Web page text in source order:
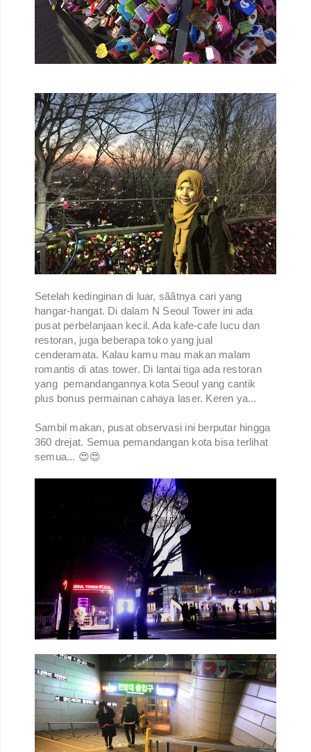
Setelah kedinginan di luar, sããtnya cari yang
hangar-hangat. Di dalam N Seoul Tower ini ada
pusat perbelanjaan kecil. Ada kafe-cafe lucu dan
restoran, juga beberapa toko yang jual
cenderamata. Kalau kamu mau makan malam
romantis di atas tower. Di lantai tiga ada restoran
yang pemandangannya kota Seoul yang cantik
plus bonus permainan cahaya laser. Keren ya...
Sambil makan, pusat observasi ini berputar hingga
360 drejat. Semua pemandangan kota bisa terlihat
semua... 😍😍